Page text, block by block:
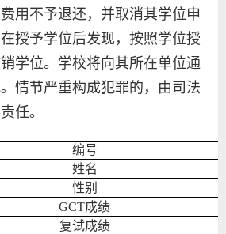
用不予退还，并取消其学位申
授予学位后发现，按照学位授
学位。学校将向其所在单位通
情节严重构成犯罪的，由司法
任。
编号
姓名
性别
GCT成绩
复试成绩